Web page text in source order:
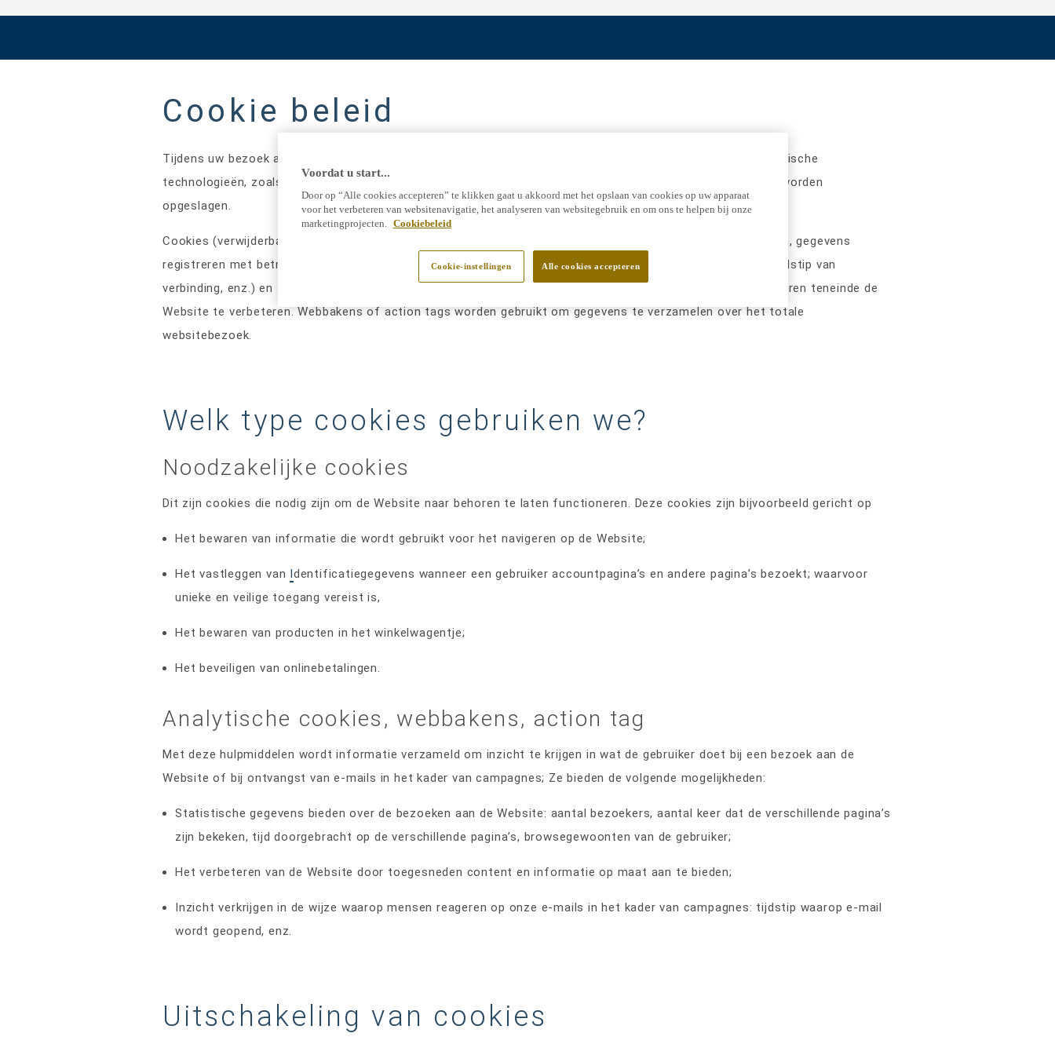
Cookie beleid
Tijdens uw bezoek aan
, kunnen wij informatie verzamelen door middel van automatische
technologieën, zoals cookies, webbakens of action tags die door uw webbrowser op uw computer kunnen worden
opgeslagen.
Cookies (verwijderbare gegevensbestandjes) maken het mogelijk dat onze systemen uw apparaat herkennen, gegevens
registreren met betrekking tot de navigatie van uw computer op de Website (bekeken pagina’s, datum en tijdstip van
verbinding, enz.) en functies bieden. Ook maken cookies het mogelijk om een statistische analyse uit te voeren teneinde de
Website te verbeteren. Webbakens of action tags worden gebruikt om gegevens te verzamelen over het totale
websitebezoek.
Welk type cookies gebruiken we?
Noodzakelijke cookies
Dit zijn cookies die nodig zijn om de Website naar behoren te laten functioneren. Deze cookies zijn bijvoorbeeld gericht op
Het bewaren van informatie die wordt gebruikt voor het navigeren op de Website;
Het vastleggen van Identificatiegegevens wanneer een gebruiker accountpagina’s en andere pagina’s bezoekt; waarvoor
unieke en veilige toegang vereist is,
Het bewaren van producten in het winkelwagentje;
Het beveiligen van onlinebetalingen.
Analytische cookies, webbakens, action tag
Met deze hulpmiddelen wordt informatie verzameld om inzicht te krijgen in wat de gebruiker doet bij een bezoek aan de
Website of bij ontvangst van e-mails in het kader van campagnes; Ze bieden de volgende mogelijkheden:
Statistische gegevens bieden over de bezoeken aan de Website: aantal bezoekers, aantal keer dat de verschillende pagina’s
zijn bekeken, tijd doorgebracht op de verschillende pagina’s, browsegewoonten van de gebruiker;
Het verbeteren van de Website door toegesneden content en informatie op maat aan te bieden;
Inzicht verkrijgen in de wijze waarop mensen reageren op onze e-mails in het kader van campagnes: tijdstip waarop e-mail
wordt geopend, enz.
Uitschakeling van cookies
Voordat u start...
Door op “Alle cookies accepteren” te klikken gaat u akkoord met het opslaan van cookies op uw apparaat
voor het verbeteren van websitenavigatie, het analyseren van websitegebruik en om ons te helpen bij onze
marketingprojecten. Cookiebeleid
Alle cookies accepteren
Cookie-instellingen